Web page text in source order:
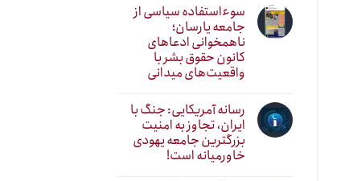
سوءاستفاده سیاسی از
جامعه یارسان؛
ناهمخوانی ادعاهای
کانون حقوق بشر با
واقعیت‌های میدانی
رسانه آمریکایی: جنگ با
ایران، تجاوز به امنیت
بزرگترین جامعه یهودی
خاورمیانه است!